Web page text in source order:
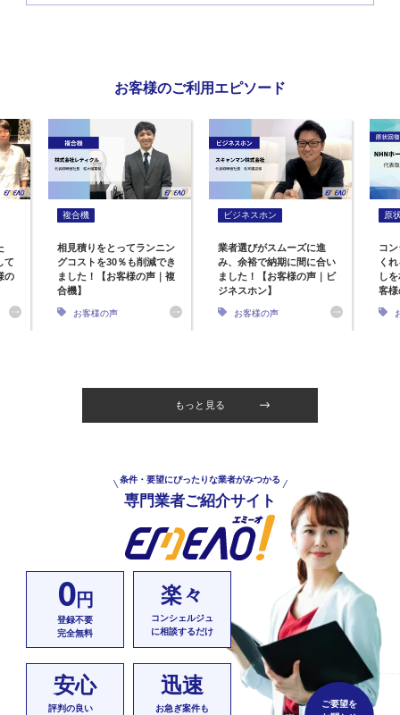
お客様のご利用エピソード
て
の
複合機
相見積りをとってランニン
グコストを30％も削減でき
ました！【お客様の声｜複
合機】
お客様の声
ビジネスホン
業者選びがスムーズに進
み、余裕で納期に間に合い
ました！【お客様の声｜ビ
ジネスホン】
お客様の声
原
コ
く
し
客
もっと見る
条件・要望にぴったりな業者がみつかる
専門業者ご紹介サイト
0円
登録不要
完全無料
楽々
コンシェルジュ
に相談するだけ
安心
評判の良い
迅速
お急ぎ案件も
ご要望を